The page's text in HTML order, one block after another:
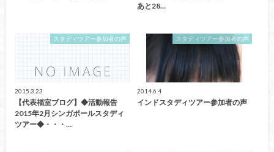
あと28…
スタディツアー参加者の声
2015.3.23
【代表福室ブログ】◆活動報告
2015年2月シンガポールスタディ
ツアー◆・・・…
スタディツアー参加者の声
2014.6.4
インドスタディツアー参加者の声